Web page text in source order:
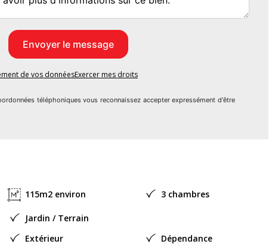
Four à bois.
étage, toiture, façades, isolation, menuiserie alu, système
C156 - A5 : PAC air/air, insert bois, cumulus électrique.
pour autant faire des concessions sur la proximité de ce qu'offre le
par courriel à
de vos donnéesExercer mes droits
téléphoniques vous reconnaissez accepter expressément d'être
115m2 environ 3 chambres
Jardin / Terrain
Extérieur Dépendance